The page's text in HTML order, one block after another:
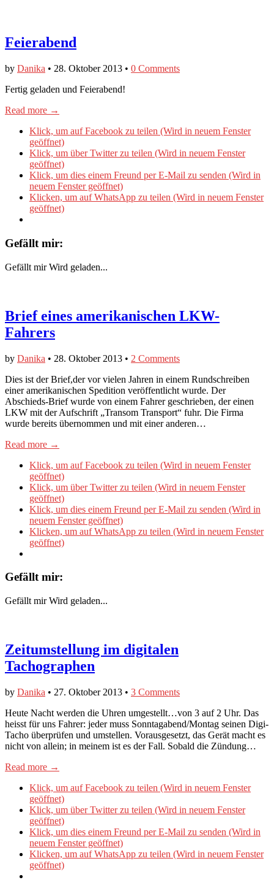
Feierabend
by Danika • 28. Oktober 2013 • 0 Comments
Fertig geladen und Feierabend!
Read more →
Klick, um auf Facebook zu teilen (Wird in neuem Fenster
geöffnet)
Klick, um über Twitter zu teilen (Wird in neuem Fenster
geöffnet)
Klick, um dies einem Freund per E-Mail zu senden (Wird in
neuem Fenster geöffnet)
Klicken, um auf WhatsApp zu teilen (Wird in neuem Fenster
geöffnet)
Gefällt mir:
Gefällt mir Wird geladen...
Brief eines amerikanischen LKW-
Fahrers
by Danika • 28. Oktober 2013 • 2 Comments
Dies ist der Brief,der vor vielen Jahren in einem Rundschreiben
einer amerikanischen Spedition veröffentlicht wurde. Der
Abschieds-Brief wurde von einem Fahrer geschrieben, der einen
LKW mit der Aufschrift „Transom Transport“ fuhr. Die Firma
wurde bereits übernommen und mit einer anderen…
Read more →
Klick, um auf Facebook zu teilen (Wird in neuem Fenster
geöffnet)
Klick, um über Twitter zu teilen (Wird in neuem Fenster
geöffnet)
Klick, um dies einem Freund per E-Mail zu senden (Wird in
neuem Fenster geöffnet)
Klicken, um auf WhatsApp zu teilen (Wird in neuem Fenster
geöffnet)
Gefällt mir:
Gefällt mir Wird geladen...
Zeitumstellung im digitalen
Tachographen
by Danika • 27. Oktober 2013 • 3 Comments
Heute Nacht werden die Uhren umgestellt…von 3 auf 2 Uhr. Das
heisst für uns Fahrer: jeder muss Sonntagabend/Montag seinen Digi-
Tacho überprüfen und umstellen. Vorausgesetzt, das Gerät macht es
nicht von allein; in meinem ist es der Fall. Sobald die Zündung…
Read more →
Klick, um auf Facebook zu teilen (Wird in neuem Fenster
geöffnet)
Klick, um über Twitter zu teilen (Wird in neuem Fenster
geöffnet)
Klick, um dies einem Freund per E-Mail zu senden (Wird in
neuem Fenster geöffnet)
Klicken, um auf WhatsApp zu teilen (Wird in neuem Fenster
geöffnet)